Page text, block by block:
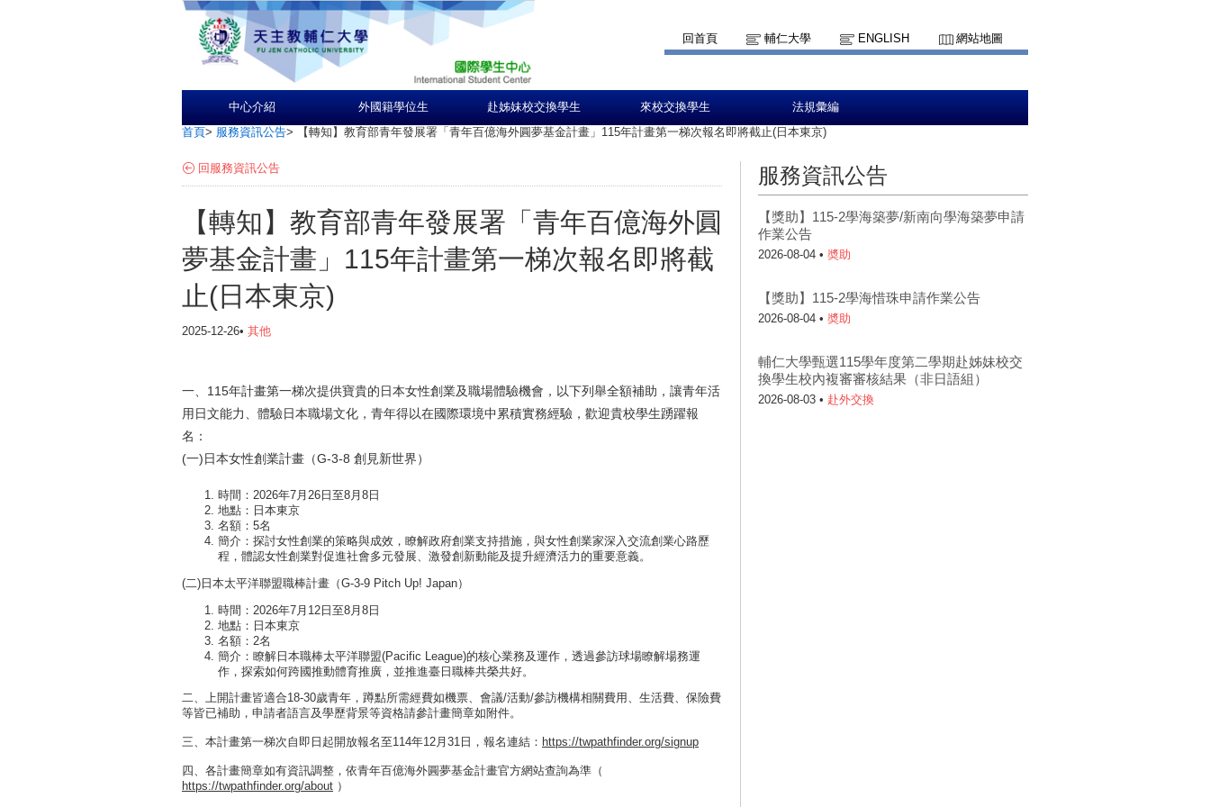
回首頁 輔仁大學 ENGLISH 網站地圖
中心介紹 外國籍學位生 赴姊妹校交換學生 來校交換學生 法規彙編
首頁> 服務資訊公告> 【轉知】教育部青年發展署「青年百億海外圓夢基金計畫」115年計畫第一梯次報名即將截止(日本東京)
回服務資訊公告
【轉知】教育部青年發展署「青年百億海外圓
夢基金計畫」115年計畫第一梯次報名即將截
止(日本東京)
2025-12-26• 其他
一、115年計畫第一梯次提供寶貴的日本女性創業及職場體驗機會，以下列舉全額補助，讓青年活
用日文能力、體驗日本職場文化，青年得以在國際環境中累積實務經驗，歡迎貴校學生踴躍報
名：
(一)日本女性創業計畫（G-3-8 創見新世界）
時間：2026年7月26日至8月8日
地點：日本東京
名額：5名
簡介：探討女性創業的策略與成效，瞭解政府創業支持措施，與女性創業家深入交流創業心路歷
程，體認女性創業對促進社會多元發展、激發創新動能及提升經濟活力的重要意義。
(二)日本太平洋聯盟職棒計畫（G-3-9 Pitch Up! Japan）
時間：2026年7月12日至8月8日
地點：日本東京
名額：2名
簡介：瞭解日本職棒太平洋聯盟(Pacific League)的核心業務及運作，透過參訪球場瞭解場務運
作，探索如何跨國推動體育推廣，並推進臺日職棒共榮共好。
二、上開計畫皆適合18-30歲青年，蹲點所需經費如機票、會議/活動/參訪機構相關費用、生活費、保險費
等皆已補助，申請者語言及學歷背景等資格請參計畫簡章如附件。
三、本計畫第一梯次自即日起開放報名至114年12月31日，報名連結： https://twpathfinder.org/signup
四、各計畫簡章如有資訊調整，依青年百億海外圓夢基金計畫官方網站查詢為準（
https://twpathfinder.org/about ）
服務資訊公告
【獎助】115-2學海築夢/新南向學海築夢申請
作業公告
2026-08-04 • 奬助
【獎助】115-2學海惜珠申請作業公告
2026-08-04 • 奬助
輔仁大學甄選115學年度第二學期赴姊妹校交
換學生校內複審審核結果（非日語組）
2026-08-03 • 赴外交換